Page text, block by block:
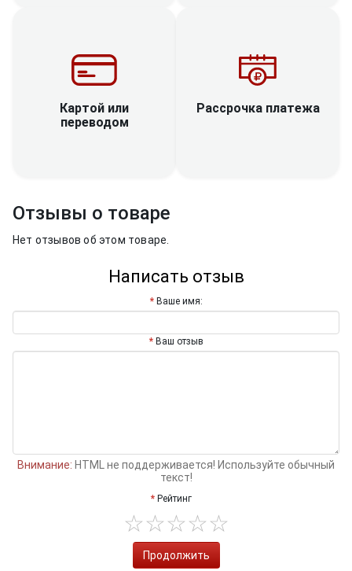
Картой или
переводом
Рассрочка платежа
Отзывы о товаре
Нет отзывов об этом товаре.
Написать отзыв
Ваше имя:
Ваш отзыв
Внимание: HTML не поддерживается! Используйте обычный
текст!
Рейтинг
Продолжить